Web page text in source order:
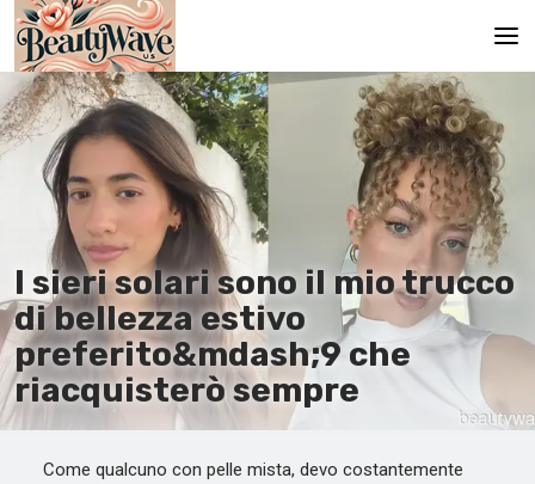
Pagina principale
En
Es
Ru
It
De
I sieri solari sono il mio trucco
di bellezza estivo
preferito&mdash;9 che
riacquisterò sempre
Come qualcuno con pelle mista, devo costantemente